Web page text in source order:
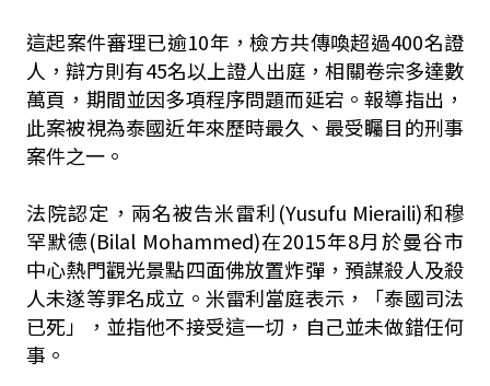
這起案件審理已逾10年，檢方共傳喚超過400名證
人，辯方則有45名以上證人出庭，相關卷宗多達數
萬頁，期間並因多項程序問題而延宕。報導指出，
此案被視為泰國近年來歷時最久、最受矚目的刑事
案件之一。
法院認定，兩名被告米雷利(Yusufu Mieraili)和穆
罕默德(Bilal Mohammed)在2015年8月於曼谷市
中心熱門觀光景點四面佛放置炸彈，預謀殺人及殺
人未遂等罪名成立。米雷利當庭表示，「泰國司法
已死」，並指他不接受這一切，自己並未做錯任何
事。